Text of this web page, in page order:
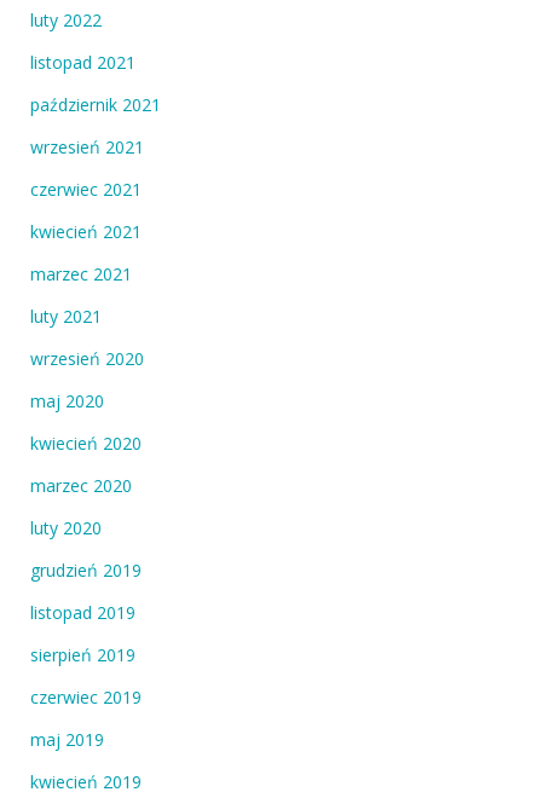
luty 2022
listopad 2021
październik 2021
wrzesień 2021
czerwiec 2021
kwiecień 2021
marzec 2021
luty 2021
wrzesień 2020
maj 2020
kwiecień 2020
marzec 2020
luty 2020
grudzień 2019
listopad 2019
sierpień 2019
czerwiec 2019
maj 2019
kwiecień 2019